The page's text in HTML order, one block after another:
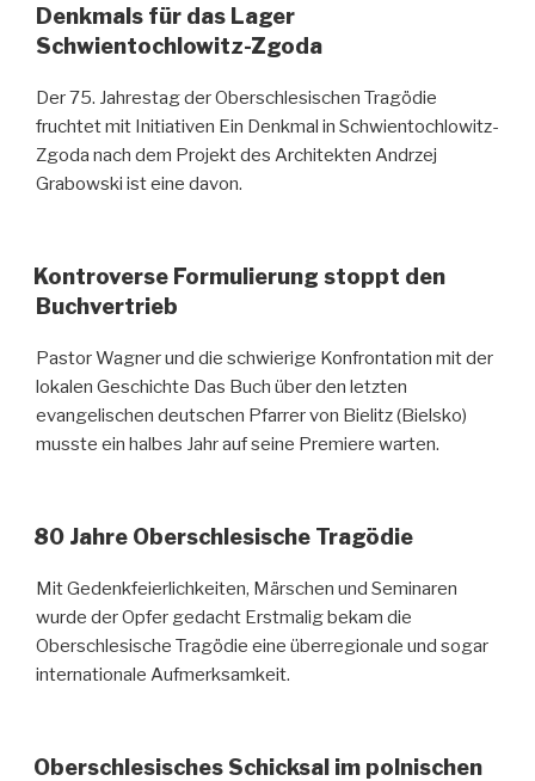
Denkmals für das Lager
Schwientochlowitz-Zgoda
Der 75. Jahrestag der Oberschlesischen Tragödie
fruchtet mit Initiativen Ein Denkmal in Schwientochlowitz-
Zgoda nach dem Projekt des Architekten Andrzej
Grabowski ist eine davon.
Kontroverse Formulierung stoppt den
Buchvertrieb
Pastor Wagner und die schwierige Konfrontation mit der
lokalen Geschichte Das Buch über den letzten
evangelischen deutschen Pfarrer von Bielitz (Bielsko)
musste ein halbes Jahr auf seine Premiere warten.
80 Jahre Oberschlesische Tragödie
Mit Gedenkfeierlichkeiten, Märschen und Seminaren
wurde der Opfer gedacht Erstmalig bekam die
Oberschlesische Tragödie eine überregionale und sogar
internationale Aufmerksamkeit.
Oberschlesisches Schicksal im polnischen